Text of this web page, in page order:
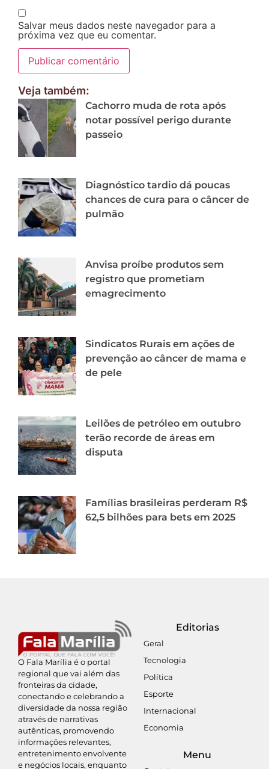
Salvar meus dados neste navegador para a
próxima vez que eu comentar.
Veja também:
Cachorro muda de rota após
notar possível perigo durante
passeio
Diagnóstico tardio dá poucas
chances de cura para o câncer de
pulmão
Anvisa proíbe produtos sem
registro que prometiam
emagrecimento
Sindicatos Rurais em ações de
prevenção ao câncer de mama e
de pele
Leilões de petróleo em outubro
terão recorde de áreas em
disputa
Famílias brasileiras perderam R$
62,5 bilhões para bets em 2025
O Fala Marília é o portal
regional que vai além das
fronteiras da cidade,
conectando e celebrando a
diversidade da nossa região
através de narrativas
autênticas, promovendo
informações relevantes,
entretenimento envolvente
e negócios locais, enquanto
Editorias
Geral
Tecnologia
Política
Esporte
Internacional
Economia
Menu